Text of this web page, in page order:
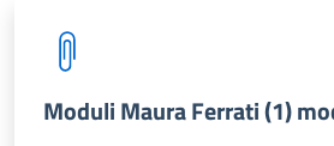
Moduli Maura Ferrati (1)